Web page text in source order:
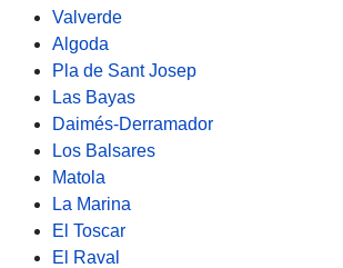
Valverde
Algoda
Pla de Sant Josep
Las Bayas
Daimés-Derramador
Los Balsares
Matola
La Marina
El Toscar
El Raval